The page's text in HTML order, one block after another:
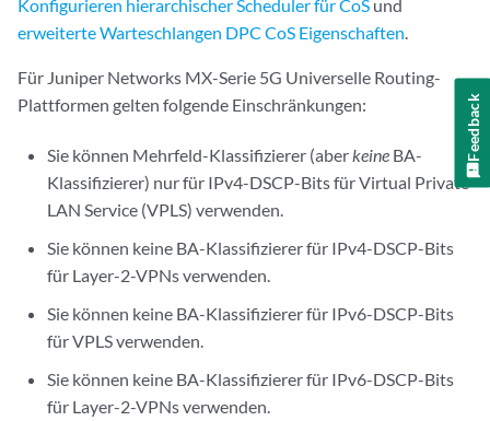
Konfigurieren hierarchischer Scheduler für CoS und
erweiterte Warteschlangen DPC CoS Eigenschaften.
Für Juniper Networks MX-Serie 5G Universelle Routing-
Plattformen gelten folgende Einschränkungen:
Sie können Mehrfeld-Klassifizierer (aberkeine BA-
Klassifizierer) nur für IPv4-DSCP-Bits für Virtual Private
LAN Service (VPLS) verwenden.
Sie können keine BA-Klassifizierer für IPv4-DSCP-Bits
für Layer-2-VPNs verwenden.
Sie können keine BA-Klassifizierer für IPv6-DSCP-Bits
für VPLS verwenden.
Sie können keine BA-Klassifizierer für IPv6-DSCP-Bits
für Layer-2-VPNs verwenden.
Feedback